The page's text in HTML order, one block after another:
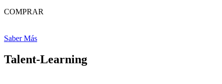
COMPRAR
Saber Más
Talent-Learning